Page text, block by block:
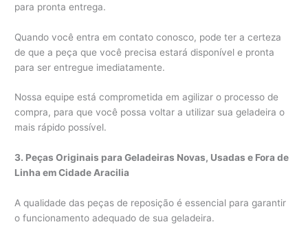
para pronta entrega.
Quando você entra em contato conosco, pode ter a certeza
de que a peça que você precisa estará disponível e pronta
para ser entregue imediatamente.
Nossa equipe está comprometida em agilizar o processo de
compra, para que você possa voltar a utilizar sua geladeira o
mais rápido possível.
3. Peças Originais para Geladeiras Novas, Usadas e Fora de
Linha em Cidade Aracilia
A qualidade das peças de reposição é essencial para garantir
o funcionamento adequado de sua geladeira.